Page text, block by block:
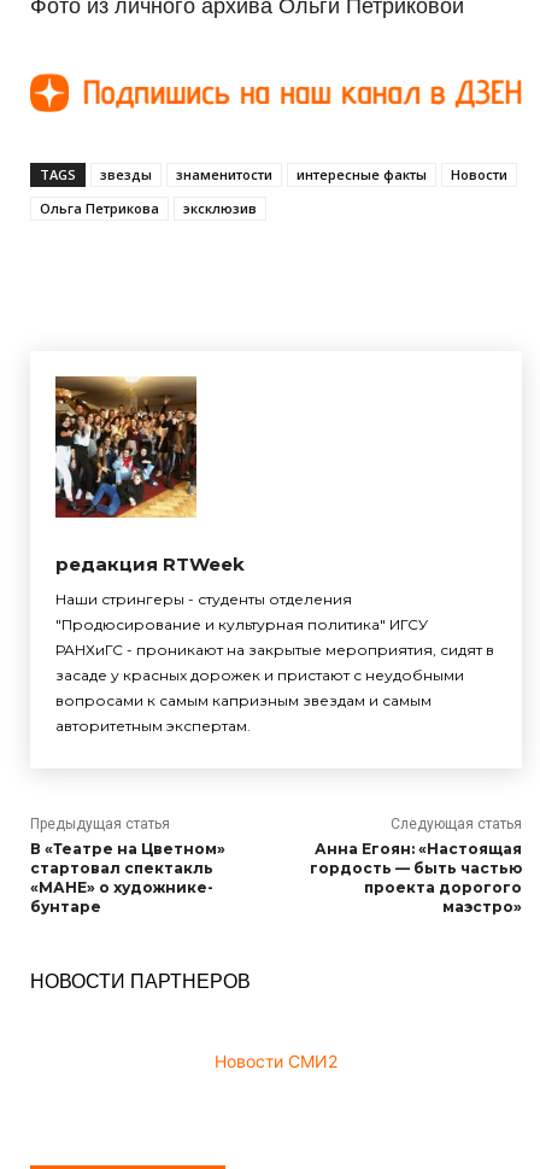
TAGS звезды знаменитости интересные факты
Новости
Ольга Петрикова
эксклюзив
редакция RTWeek
Наши стрингеры - студенты отделения
"Продюсирование и культурная политика" ИГСУ
РАНХиГС - проникают на закрытые мероприятия, сидят в
засаде у красных дорожек и пристают с неудобными
вопросами к самым капризным звездам и самым
авторитетным экспертам.
Предыдущая статья
В «Театре на Цветном»
стартовал спектакль
«МАНЕ» о художнике-
бунтаре
Следующая статья
Анна Егоян: «Настоящая
гордость — быть частью
проекта дорогого
маэстро»
НОВОСТИ ПАРТНЕРОВ
Новости СМИ2